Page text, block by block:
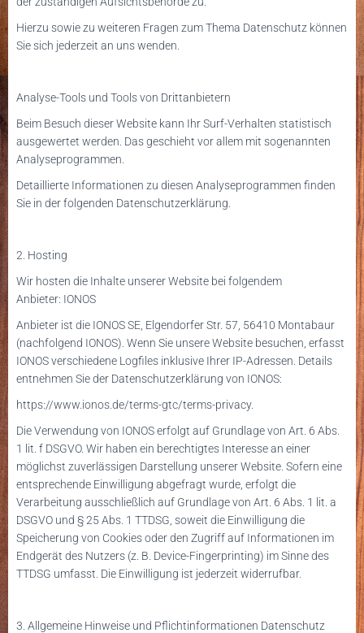
Hierzu sowie zu weiteren Fragen zum Thema Datenschutz können
Sie sich jederzeit an uns wenden.
Analyse-Tools und Tools von Drittanbietern
Beim Besuch dieser Website kann Ihr Surf-Verhalten statistisch
ausgewertet werden. Das geschieht vor allem mit sogenannten
Analyseprogrammen.
Detaillierte Informationen zu diesen Analyseprogrammen finden
Sie in der folgenden Datenschutzerklärung.
2. Hosting
Wir hosten die Inhalte unserer Website bei folgendem
Anbieter: IONOS
Anbieter ist die IONOS SE, Elgendorfer Str. 57, 56410 Montabaur
(nachfolgend IONOS). Wenn Sie unsere Website besuchen, erfasst
IONOS verschiedene Logfiles inklusive Ihrer IP-Adressen. Details
entnehmen Sie der Datenschutzerklärung von IONOS:
https://www.ionos.de/terms-gtc/terms-privacy.
Die Verwendung von IONOS erfolgt auf Grundlage von Art. 6 Abs.
1 lit. f DSGVO. Wir haben ein berechtigtes Interesse an einer
möglichst zuverlässigen Darstellung unserer Website. Sofern eine
entsprechende Einwilligung abgefragt wurde, erfolgt die
Verarbeitung ausschließlich auf Grundlage von Art. 6 Abs. 1 lit. a
DSGVO und § 25 Abs. 1 TTDSG, soweit die Einwilligung die
Speicherung von Cookies oder den Zugriff auf Informationen im
Endgerät des Nutzers (z. B. Device-Fingerprinting) im Sinne des
TTDSG umfasst. Die Einwilligung ist jederzeit widerrufbar.
3. Allgemeine Hinweise und Pflichtinformationen Datenschutz